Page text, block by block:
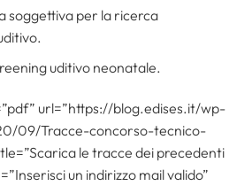
soggettiva per la ricerca
uditivo neonatale.
url=”https://blog.edises.it/wp-
09/Tracce-concorso-tecnico-
le tracce dei precedenti
un indirizzo mail valido”